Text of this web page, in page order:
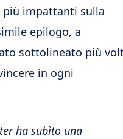
più impattanti sulla
epilogo, a
sottolineato più
in ogni
ha subìto una